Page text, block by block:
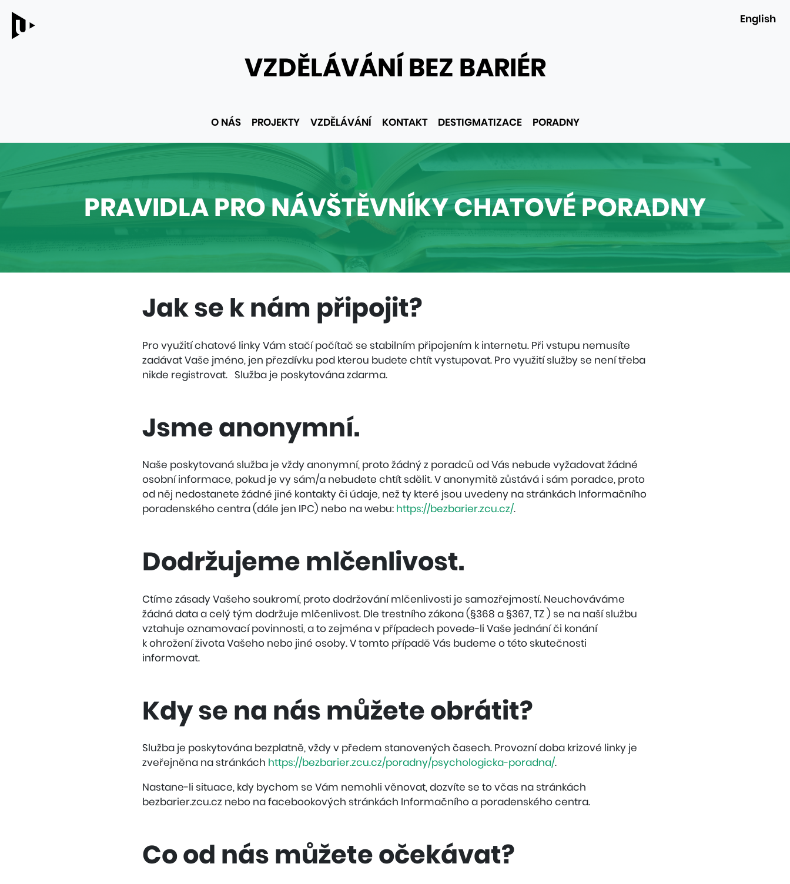
English
VZDĚLÁVÁNÍ BEZ BARIÉR
O NÁS PROJEKTY VZDĚLÁVÁNÍ KONTAKT DESTIGMATIZACE PORADNY
PRAVIDLA PRO NÁVŠTĚVNÍKY CHATOVÉ PORADNY
Jak se k nám připojit?
Pro využití chatové linky Vám stačí počítač se stabilním připojením k internetu. Při vstupu nemusíte
zadávat Vaše jméno, jen přezdívku pod kterou budete chtít vystupovat. Pro využití služby se není třeba
nikde registrovat. Služba je poskytována zdarma.
Jsme anonymní.
Naše poskytovaná služba je vždy anonymní, proto žádný z poradců od Vás nebude vyžadovat žádné
osobní informace, pokud je vy sám/a nebudete chtít sdělit. V anonymitě zůstává i sám poradce, proto
od něj nedostanete žádné jiné kontakty či údaje, než ty které jsou uvedeny na stránkách Informačního
poradenského centra (dále jen IPC) nebo na webu: https://bezbarier.zcu.cz/.
Dodržujeme mlčenlivost.
Ctíme zásady Vašeho soukromí, proto dodržování mlčenlivosti je samozřejmostí. Neuchováváme
žádná data a celý tým dodržuje mlčenlivost. Dle trestního zákona (§368 a §367, TZ ) se na naší službu
vztahuje oznamovací povinnosti, a to zejména v případech povede-li Vaše jednání či konání
k ohrožení života Vašeho nebo jiné osoby. V tomto případě Vás budeme o této skutečnosti
informovat.
Kdy se na nás můžete obrátit?
Služba je poskytována bezplatně, vždy v předem stanovených časech. Provozní doba krizové linky je
zveřejněna na stránkách https://bezbarier.zcu.cz/poradny/psychologicka-poradna/.
Nastane-li situace, kdy bychom se Vám nemohli věnovat, dozvíte se to včas na stránkách
bezbarier.zcu.cz nebo na facebookových stránkách Informačního a poradenského centra.
Co od nás můžete očekávat?